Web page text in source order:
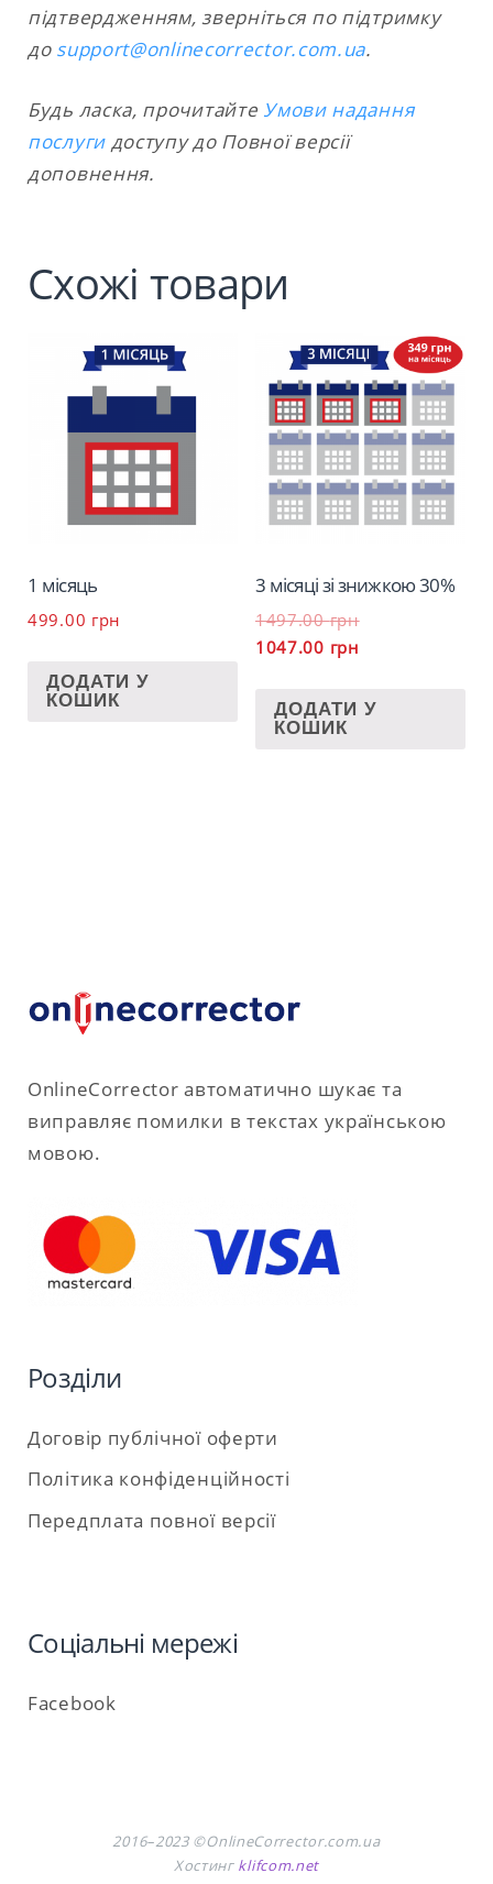
підтвердженням, зверніться по підтримку
до support@onlinecorrector.com.ua.
Будь ласка, прочитайте Умови надання
послугидоступу до Повної версії
доповнення.
Схожі товари
1 місяць
499.00 грн
ДОДАТИ У
КОШИК
3 місяці зі знижкою 30%
1497.00грн
1047.00 грн
ДОДАТИ У
КОШИК
OnlineCorrector автоматично шукає та
виправляє помилки в текстах українською
мовою.
Розділи
Договір публічної оферти
Політика конфіденційності
Передплата повної версії
Соціальні мережі
Facebook
2016–2023 ©OnlineCorrector.com.ua
Хостинг klifcom.net